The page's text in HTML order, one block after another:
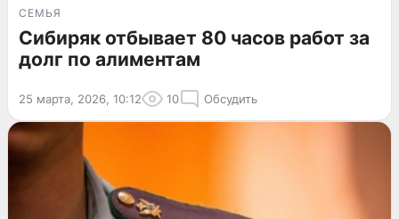
СЕМЬЯ
Сибиряк отбывает 80 часов работ за
долг по алиментам
25 марта, 2026, 10:12 10 Обсудить